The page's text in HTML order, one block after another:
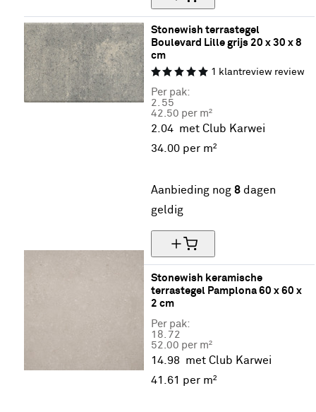
Stonewish terrastegel
Boulevard Lille grijs 20 x 30 x 8
cm
1 klantreview review
Per pak:
2. 55
42.50 per m²
2.04 met Club Karwei
34. 00 per m²
Aanbieding nog 8 dagen
geldig
Stonewish keramische
terrastegel Pamplona 60 x 60 x
2 cm
Per pak:
18. 72
52.00 per m²
14.98
met Club Karwei
41. 61 per m²